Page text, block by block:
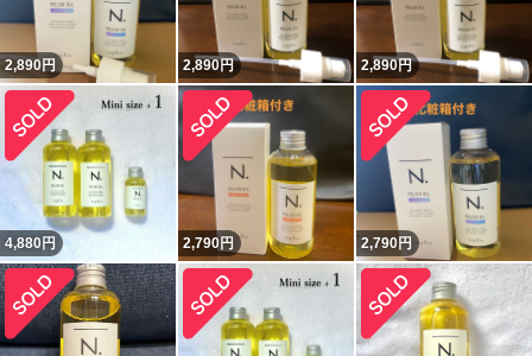
2,890円 2,890円 2,890円
4,880円 2,790円 2,790円